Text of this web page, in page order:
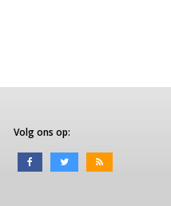
Volg ons op: